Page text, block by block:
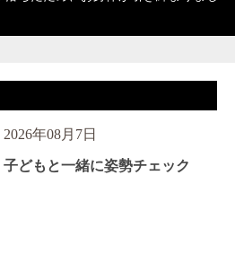
2026年08月7日
子どもと一緒に姿勢チェック